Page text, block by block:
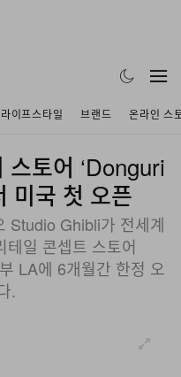
라이프스타일 브랜드 온라인 스
스토어 ‘Donguri
미국 첫 오픈
Studio Ghibli가 전세계
일 콘셉트 스토어
LA에 6개월간 한정 오
.